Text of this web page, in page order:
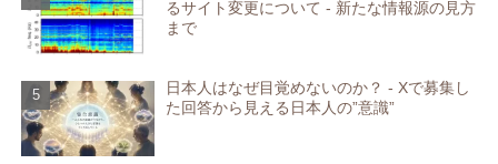
るサイト変更について - 新たな情報源の見方
まで
日本人はなぜ目覚めないのか？ - Xで募集し
た回答から見える日本人の”意識”